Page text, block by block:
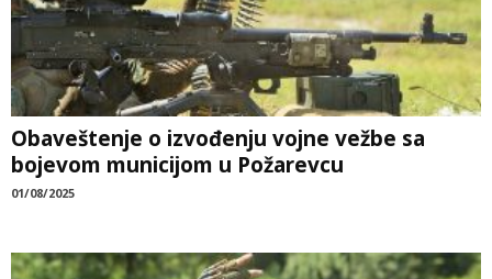
Obaveštenje o izvođenju vojne vežbe sa
bojevom municijom u Požarevcu
01/08/2025